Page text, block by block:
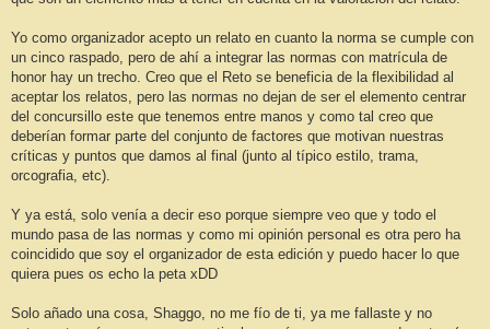
Yo como organizador acepto un relato en cuanto la norma se cumple con
un cinco raspado, pero de ahí a integrar las normas con matrícula de
honor hay un trecho. Creo que el Reto se beneficia de la flexibilidad al
aceptar los relatos, pero las normas no dejan de ser el elemento centrar
del concursillo este que tenemos entre manos y como tal creo que
deberían formar parte del conjunto de factores que motivan nuestras
críticas y puntos que damos al final (junto al típico estilo, trama,
orcografia, etc).
Y ya está, solo venía a decir eso porque siempre veo que y todo el
mundo pasa de las normas y como mi opinión personal es otra pero ha
coincidido que soy el organizador de esta edición y puedo hacer lo que
quiera pues os echo la peta xDD
Solo añado una cosa, Shaggo, no me fío de ti, ya me fallaste y no